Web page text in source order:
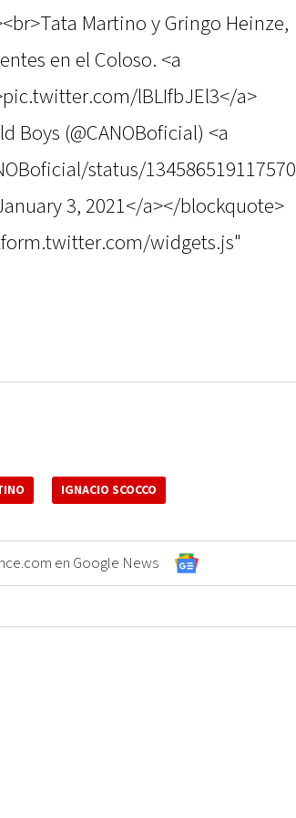
Martino y Gringo Heinze,
en el Coloso. <a
lBLIfbJEl3</a>
Boys (@CANOBoficial) <a
status/134586519117570
3, 2021</a></blockquote>
widgets.js"
IGNACIO SCOCCO
en Google News